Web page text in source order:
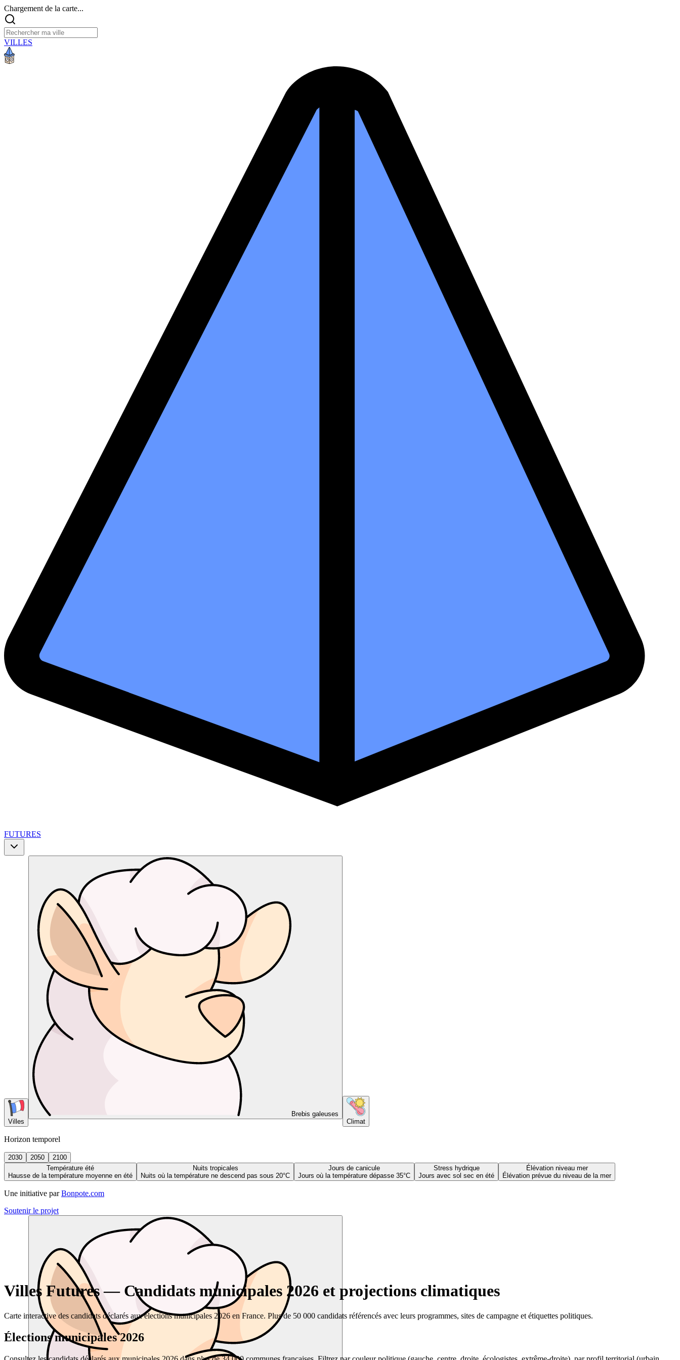
Chargement de la carte...
VILLES
FUTURES
Villes
Brebis galeuses
Climat
Horizon temporel
2030 2050
2100
Température été
Hausse de la température moyenne en été
Nuits tropicales
Nuits où la température ne descend pas sous 20°C
Jours de canicule
Jours où la température dépasse 35°C
Stress hydrique
Jours avec sol sec en été
Élévation niveau mer
Élévation prévue du niveau de la mer
Une initiative par Bonpote.com
Soutenir le projet
Villes Futures — Candidats municipales 2026 et projections climatiques
Carte interactive des candidats déclarés aux élections municipales 2026 en France. Plus de 50 000 candidats référencés avec leurs programmes, sites de campagne et étiquettes politiques.
Élections municipales 2026